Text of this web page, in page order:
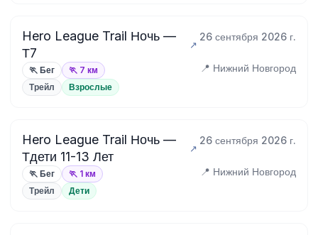
Hero League Trail Ночь —
Т7
26 сентября 2026 г.
🏃 Бег 🏃 7 км 📍 Нижний Новгород
Трейл Взрослые
Hero League Trail Ночь —
Тдети 11-13 Лет
26 сентября 2026 г.
🏃 Бег 🏃 1 км 📍 Нижний Новгород
Трейл Дети